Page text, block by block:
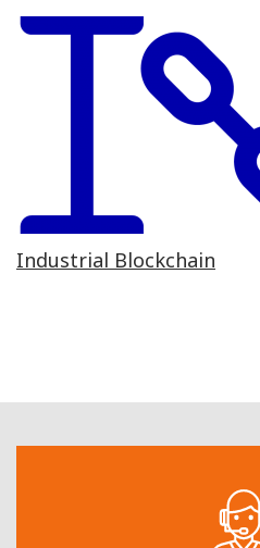
Industrial Blockchain